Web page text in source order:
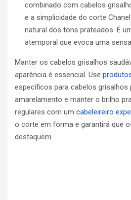
combinado com cabelos
e a simplicidade do corte
natural dos tons prateados. É
atemporal que evoca uma
Manter os cabelos grisalhos
aparência é essencial. Use
específicos para cabelos grisalhos
amarelamento e manter o brilho
regulares com um cabeleireiro
o corte em forma e garantirá que
destaquem.